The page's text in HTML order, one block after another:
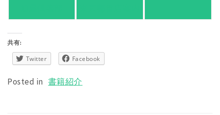
共有:
Twitter Facebook
Posted in 書籍紹介